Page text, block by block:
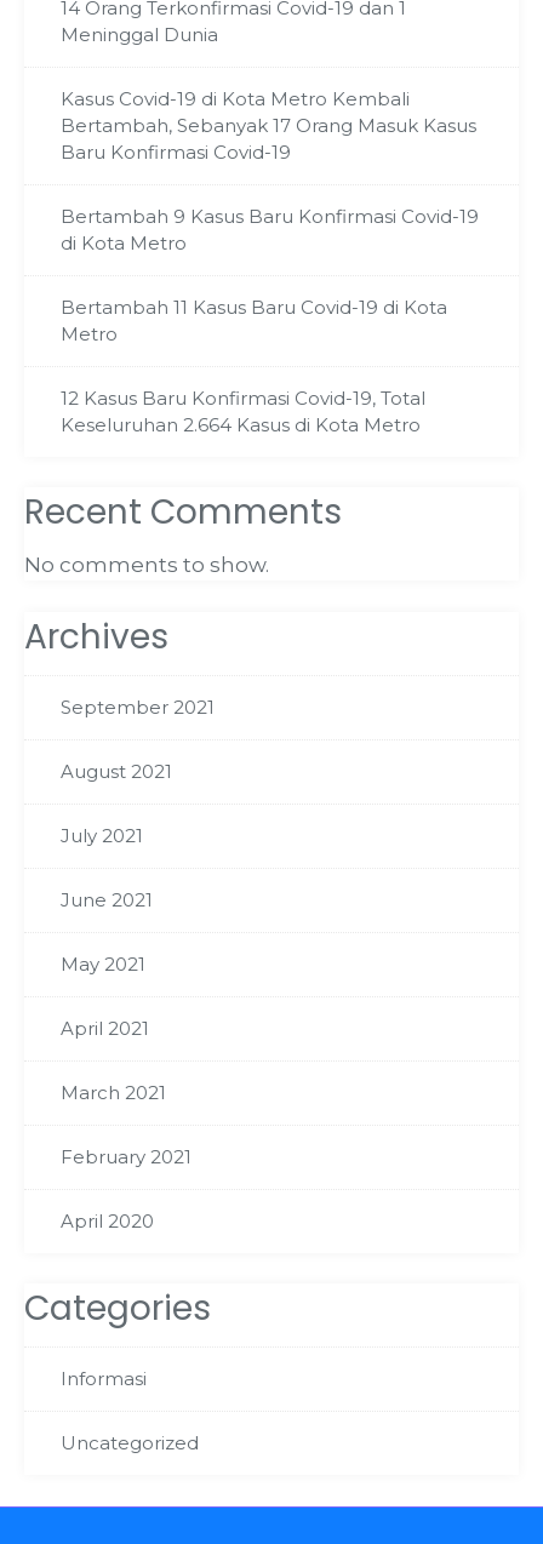
14 Orang Terkonfirmasi Covid-19 dan 1
Meninggal Dunia
Kasus Covid-19 di Kota Metro Kembali
Bertambah, Sebanyak 17 Orang Masuk Kasus
Baru Konfirmasi Covid-19
Bertambah 9 Kasus Baru Konfirmasi Covid-19
di Kota Metro
Bertambah 11 Kasus Baru Covid-19 di Kota
Metro
12 Kasus Baru Konfirmasi Covid-19, Total
Keseluruhan 2.664 Kasus di Kota Metro
Recent Comments
No comments to show.
Archives
September 2021
August 2021
July 2021
June 2021
May 2021
April 2021
March 2021
February 2021
April 2020
Categories
Informasi
Uncategorized